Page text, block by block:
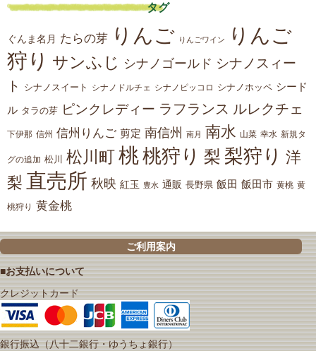
タグ
ぐんま名月 たらの芽 りんご りんごワイン
りんご
狩り サンふじ シナノゴールド シナノスィー
ト
シナノスイート シナノドルチェ シナノピッコロ シナノホッペ シード
ル タラの芽 ピンクレディー ラフランス ルレクチェ
下伊那 信州 信州りんご 剪定 南信州 南月 南水 山菜 幸水 新規タ
グの追加 松川 松川町 桃桃狩り 梨 梨狩り 洋
梨 直売所 秋映 紅玉 豊水 通販 長野県 飯田 飯田市 黄桃 黄
桃狩り 黄金桃
ご利用案内
■お支払いについて
クレジットカード
銀行振込（八十二銀行・ゆうちょ銀行）